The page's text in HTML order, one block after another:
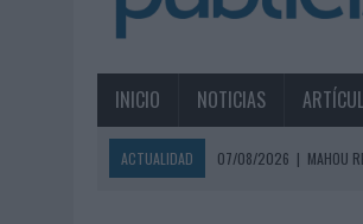
INICIO NOTICIAS
ACTUALIDAD 07/08/2026 | MAHOU